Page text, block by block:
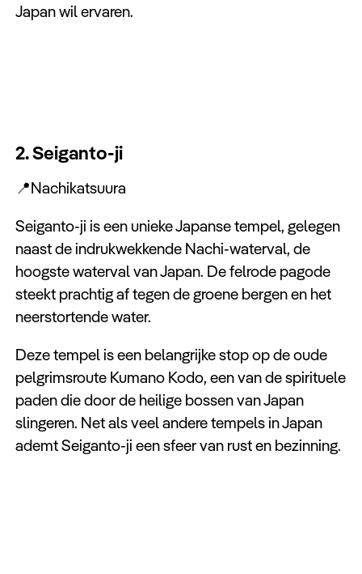
Japan wil ervaren.
2. Seiganto-ji
📍Nachikatsuura
Seiganto-ji is een unieke Japanse tempel, gelegen
naast de indrukwekkende Nachi-waterval, de
hoogste waterval van Japan. De felrode pagode
steekt prachtig af tegen de groene bergen en het
neerstortende water.
Deze tempel is een belangrijke stop op de oude
pelgrimsroute Kumano Kodo, een van de spirituele
paden die door de heilige bossen van Japan
slingeren. Net als veel andere tempels in Japan
ademt Seiganto-ji een sfeer van rust en bezinning.